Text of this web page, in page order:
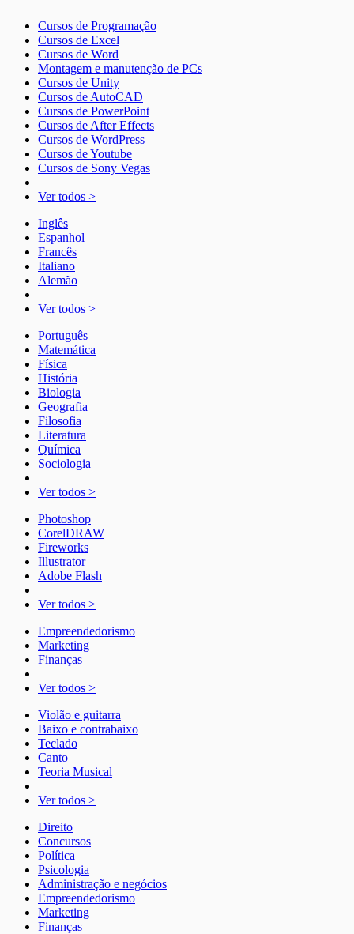
Cursos de Programação
Cursos de Excel
Cursos de Word
Montagem e manutenção de PCs
Cursos de Unity
Cursos de AutoCAD
Cursos de PowerPoint
Cursos de After Effects
Cursos de WordPress
Cursos de Youtube
Cursos de Sony Vegas
Ver todos >
Inglês
Espanhol
Francês
Italiano
Alemão
Ver todos >
Português
Matemática
Física
História
Biologia
Geografia
Filosofia
Literatura
Química
Sociologia
Ver todos >
Photoshop
CorelDRAW
Fireworks
Illustrator
Adobe Flash
Ver todos >
Empreendedorismo
Marketing
Finanças
Ver todos >
Violão e guitarra
Baixo e contrabaixo
Teclado
Canto
Teoria Musical
Ver todos >
Direito
Concursos
Política
Psicologia
Administração e negócios
Empreendedorismo
Marketing
Finanças